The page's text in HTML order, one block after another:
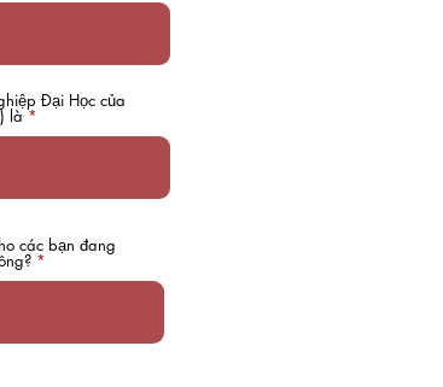
Đại Học của
là
các bạn đang